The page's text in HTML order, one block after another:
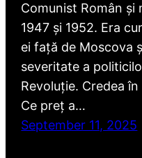
Comunist Român
1947 și 1952. Era
ei față de Moscova
severitate a
Revoluție. Credea
Ce preț a…
September 11, 2025